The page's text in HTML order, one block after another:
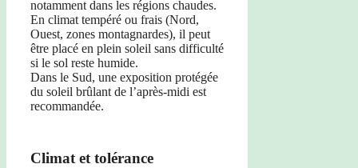
notamment dans les régions chaudes.
En climat tempéré ou frais (Nord,
Ouest, zones montagnardes), il peut
être placé en plein soleil sans difficulté
si le sol reste humide.
Dans le Sud, une exposition protégée
du soleil brûlant de l’après-midi est
recommandée.
Climat et tolérance